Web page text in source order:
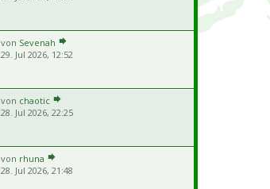
von Sevenah
29. Jul 2026, 12:52
von chaotic
28. Jul 2026, 22:25
von rhuna
28. Jul 2026, 21:48